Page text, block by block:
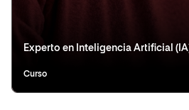
Experto en Inteligencia Artificial
Curso